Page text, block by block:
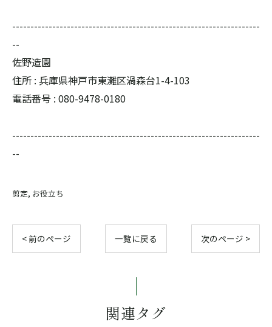
--------------------------------------------------------------------
--
佐野造園
住所 : 兵庫県神戸市東灘区渦森台1-4-103
電話番号 : 080-9478-0180
--------------------------------------------------------------------
--
剪定 お役立ち
< 前のページ 一覧に戻る 次のページ >
関連タグ